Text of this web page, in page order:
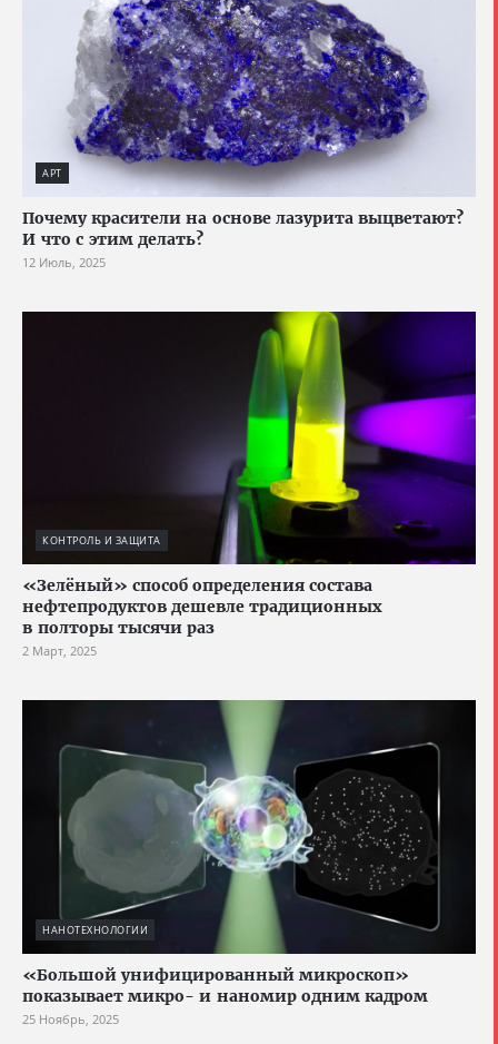
АРТ
Почему красители на основе лазурита выцветают?
И что с этим делать?
12 Июль, 2025
КОНТРОЛЬ И ЗАЩИТА
«Зелёный» способ определения состава
нефтепродуктов дешевле традиционных
в полторы тысячи раз
2 Март, 2025
НАНОТЕХНОЛОГИИ
«Большой унифицированный микроскоп»
показывает микро- и наномир одним кадром
25 Ноябрь, 2025